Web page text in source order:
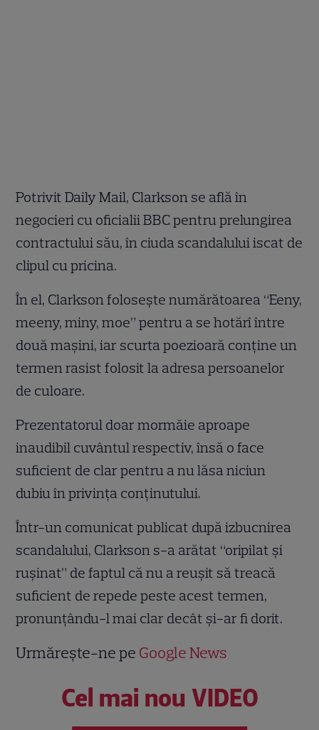
Potrivit Daily Mail, Clarkson se află în
negocieri cu oficialii BBC pentru prelungirea
contractului său, în ciuda scandalului iscat de
clipul cu pricina.
În el, Clarkson foloseşte numărătoarea “Eeny,
meeny, miny, moe” pentru a se hotărî între
două maşini, iar scurta poezioară conţine un
termen rasist folosit la adresa persoanelor
de culoare.
Prezentatorul doar mormăie aproape
inaudibil cuvântul respectiv, însă o face
suficient de clar pentru a nu lăsa niciun
dubiu în privinţa conţinutului.
Într-un comunicat publicat după izbucnirea
scandalului, Clarkson s-a arătat “oripilat şi
ruşinat” de faptul că nu a reuşit să treacă
suficient de repede peste acest termen,
pronunţându-l mai clar decât şi-ar fi dorit.
Urmărește-ne pe Google News
Cel mai nou VIDEO